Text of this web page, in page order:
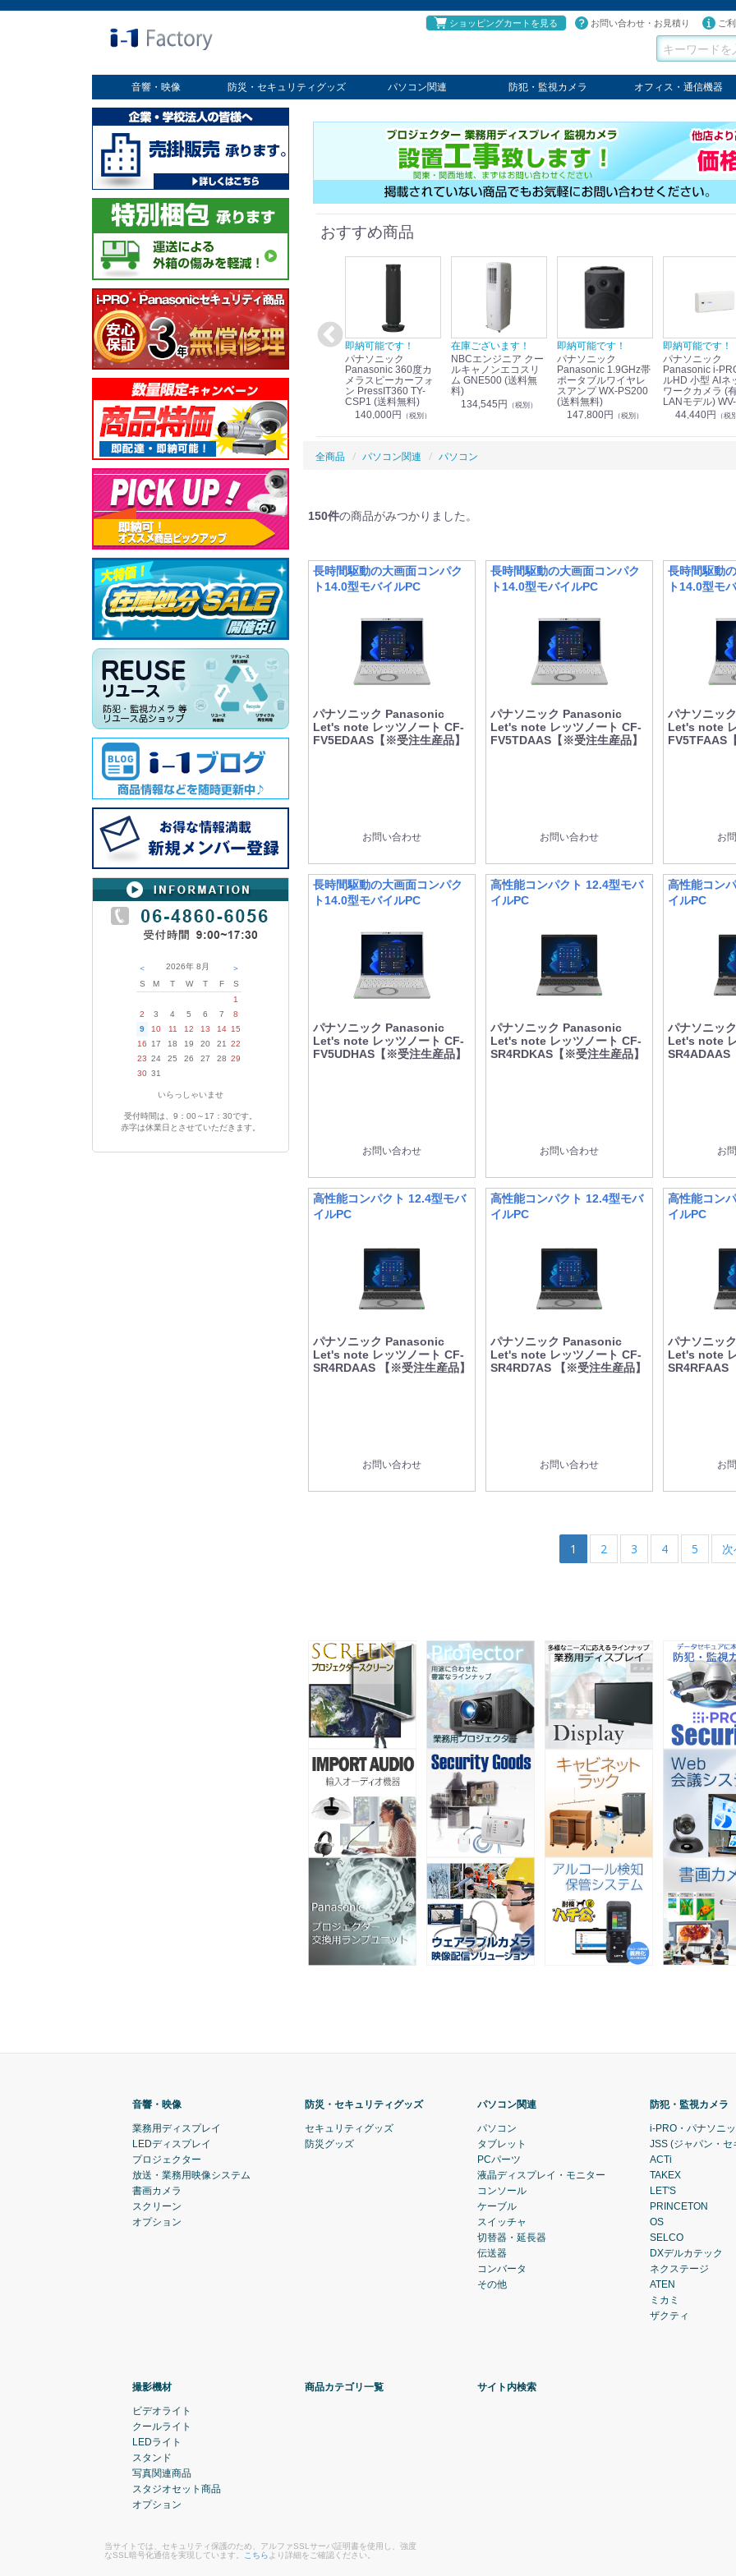
ショッピングカートを見る お問い合わせ・お見積り ご
音響・映像
業務用ディスプレイ
プロジェクター
放送・業務用映像システム
書画カメラ
スクリーン
オプション
防災・セキュリティグッズ
セキュリティグッズ
防災グッズ
パソコン関連 防犯・監視カメラ オフィス・通信機器
＜ 2026年 8月
＞
S
M T W T F
S
1
2
3 4 5 6 7
8
9
10 11 12 13 14 15
16
17 18 19 20 21
22
23 24 25 26 27 28 29
30 31
いらっしゃいませ
受付時間は、9：00～17：30です。
赤字は休業日とさせていただきます。
おすすめ商品
Panasonic i-PRO
2MP(1080p) 屋内 小
ー付きモデル WV-
S71301-F2L (送料無
（税別）
即納可能！
パナソニック
Panasonic i-PRO カ
メラ吊り下げ金具
WV-QSR501-WUX
(送料無料)
6,000円（税別）
在庫あり！送料無料！
パナソニック
Panasonic リモコン
マイク (10局用) WR-
210A (送料無料)
39,000円
即納可能です！
パナソニック
Panasonic 360度カ
メラスピーカーフォ
ン PressIT360 TY-
CSP1 (送料無料)
140,000円 （税別）
在庫ございます！
NBCエンジニア クー
ルキャノンエコスリ
ム GNE500 (送料無
料)
134,545円
（税別）
即納可能です！
パナソニック
Panasonic 1.9GHz帯
ポータブルワイヤレ
スアンプ WX-PS200
(送料無料)
147,800円 （税別）
即納可能です！
パナソニック
Panasonic i-PRO フ
ルHD 小型 AIネ
ワークカメラ (
LANモデル) WV-
S7130UX (送料
44,440円 （税
全商品 パソコン関連 パソコン
150件の商品がみつかりました。
長時間駆動の大画面コンパク
ト14.0型モバイルPC
パナソニック Panasonic
Let's note レッツノート CF-
FV5EDAAS【※受注生産品】
お問い合わせ
長時間駆動の大画面コンパク
ト14.0型モバイルPC
パナソニック Panasonic
Let's note レッツノート CF-
FV5TDAAS【※受注生産品】
お問い合わせ
長時間駆動
ト14.0型モ
パナソニッ
Let's note
FV5TFAAS
お
長時間駆動の大画面コンパク
ト14.0型モバイルPC
パナソニック Panasonic
Let's note レッツノート CF-
FV5UDHAS【※受注生産品】
お問い合わせ
高性能コンパクト 12.4型モバ
イルPC
パナソニック Panasonic
Let's note レッツノート CF-
SR4RDKAS【※受注生産品】
お問い合わせ
高性能コン
イルPC
パナソニッ
Let's note
SR4ADAAS
お
高性能コンパクト 12.4型モバ
イルPC
パナソニック Panasonic
Let's note レッツノート CF-
SR4RDAAS 【※受注生産品】
お問い合わせ
高性能コンパクト 12.4型モバ
イルPC
パナソニック Panasonic
Let's note レッツノート CF-
SR4RD7AS 【※受注生産品】
お問い合わせ
高性能コン
イルPC
パナソニッ
Let's note
SR4RFAAS
お
1 2 3 4 5
音響・映像
業務用ディスプレイ
LEDディスプレイ
プロジェクター
放送・業務用映像システム
書画カメラ
スクリーン
オプション
防災・セキュリティグッズ
セキュリティグッズ
防災グッズ
パソコン関連
パソコン
タブレット
PCパーツ
液晶ディスプレイ・モニター
コンソール
ケーブル
スイッチャ
切替器・延長器
伝送器
コンバータ
その他
防犯・監視カメラ
i-PRO・パナソニ
JSS (ジャパン・
ACTi
TAKEX
LET'S
PRINCETON
OS
SELCO
DXデルカテック
ネクステージ
ATEN
ミカミ
ザクティ
撮影機材
ビデオライト
クールライト
LEDライト
スタンド
写真関連商品
スタジオセット商品
オプション
商品カテゴリ一覧 サイト内検索
当サイトでは、セキュリティ保護のため、アルファSSLサーバ証明書を使用し、強度
なSSL暗号化通信を実現しています。
こちら より詳細をご確認ください。